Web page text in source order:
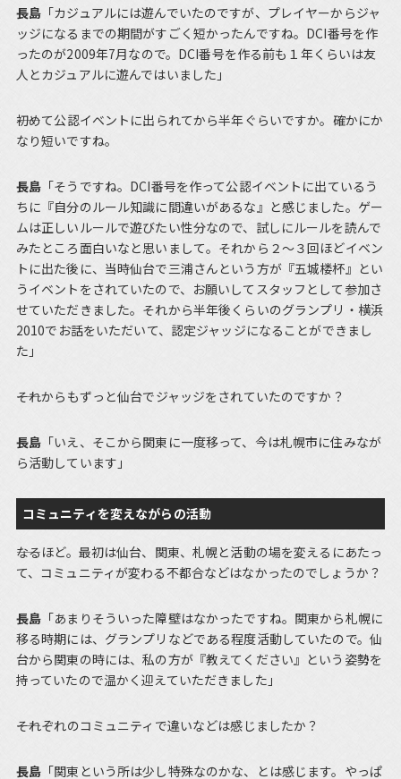
長島 「カジュアルには遊んでいたのですが、プレイヤーからジャ
ッジになるまでの期間がすごく短かったんですね。DCI番号を作
ったのが2009年7月なので。DCI番号を作る前も１年くらいは友
人とカジュアルに遊んではいました」
――初めて公認イベントに出られてから半年ぐらいですか。確かにか
なり短いですね。
長島 「そうですね。DCI番号を作って公認イベントに出ているう
ちに『自分のルール知識に間違いがあるな』と感じました。ゲー
ムは正しいルールで遊びたい性分なので、試しにルールを読んで
みたところ面白いなと思いまして。それから２～３回ほどイベン
トに出た後に、当時仙台で三浦さんという方が『五城楼杯』とい
うイベントをされていたので、お願いしてスタッフとして参加さ
せていただきました。それから半年後くらいのグランプリ・横浜
2010でお話をいただいて、認定ジャッジになることができまし
た」
――それからもずっと仙台でジャッジをされていたのですか？
長島 「いえ、そこから関東に一度移って、今は札幌市に住みなが
ら活動しています」
コミュニティを変えながらの活動
――なるほど。最初は仙台、関東、札幌と活動の場を変えるにあたっ
て、コミュニティが変わる不都合などはなかったのでしょうか？
長島 「あまりそういった障壁はなかったですね。関東から札幌に
移る時期には、グランプリなどである程度活動していたので。仙
台から関東の時には、私の方が『教えてください』という姿勢を
持っていたので温かく迎えていただきました」
――それぞれのコミュニティで違いなどは感じましたか？
長島 「関東という所は少し特殊なのかな、とは感じます。やっぱ